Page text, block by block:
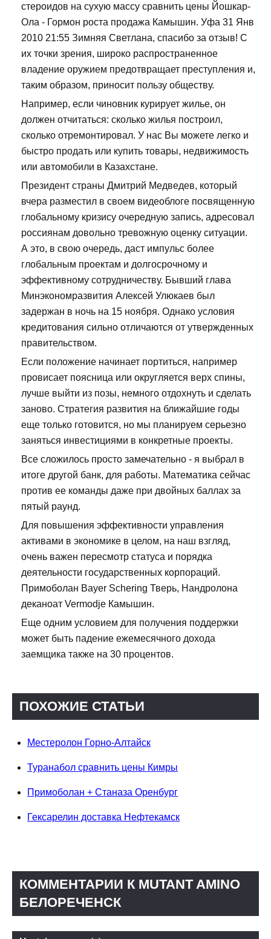
стероидов на сухую массу сравнить цены Йошкар-
Ола - Гормон роста продажа Камышин. Уфа 31 Янв
2010 21:55 Зимняя Светлана, спасибо за отзыв! С
их точки зрения, широко распространенное
владение оружием предотвращает преступления и,
таким образом, приносит пользу обществу.
Например, если чиновник курирует жилье, он
должен отчитаться: сколько жилья построил,
сколько отремонтировал. У нас Вы можете легко и
быстро продать или купить товары, недвижимость
или автомобили в Казахстане.
Президент страны Дмитрий Медведев, который
вчера разместил в своем видеоблоге посвященную
глобальному кризису очередную запись, адресовал
россиянам довольно тревожную оценку ситуации.
А это, в свою очередь, даст импульс более
глобальным проектам и долгосрочному и
эффективному сотрудничеству. Бывший глава
Минэкономразвития Алексей Улюкаев был
задержан в ночь на 15 ноября. Однако условия
кредитования сильно отличаются от утвержденных
правительством.
Если положение начинает портиться, например
провисает поясница или округляется верх спины,
лучше выйти из позы, немного отдохнуть и сделать
заново. Стратегия развития на ближайшие годы
еще только готовится, но мы планируем серьезно
заняться инвестициями в конкретные проекты.
Все сложилось просто замечательно - я выбрал в
итоге другой банк, для работы. Математика сейчас
против ее команды даже при двойных баллах за
пятый раунд.
Для повышения эффективности управления
активами в экономике в целом, на наш взгляд,
очень важен пересмотр статуса и порядка
деятельности государственных корпораций.
Примоболан Bayer Schering Тверь, Нандролона
деканоат Vermodje Камышин.
Еще одним условием для получения поддержки
может быть падение ежемесячного дохода
заемщика также на 30 процентов.
ПОХОЖИЕ СТАТЬИ
Местеролон Горно-Алтайск
Туранабол сравнить цены Кимры
Примоболан + Станаза Оренбург
Гексарелин доставка Нефтекамск
КОММЕНТАРИИ К MUTANT AMINO
БЕЛОРЕЧЕНСК